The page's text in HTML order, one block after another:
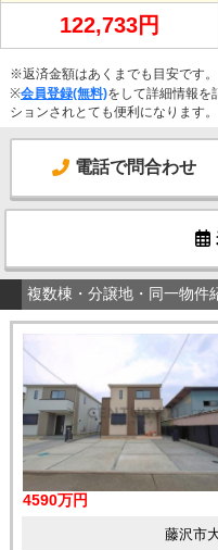
122,733円
※返済金額はあくまでも目安です。
※会員登録(無料)をして詳細情報を
ションされとても便利になります。
電話で問合わせ
複数棟・分譲地・同一物件
4590万円
藤沢市